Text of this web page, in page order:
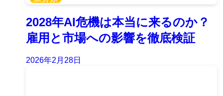
2028年AI危機は本当に来るのか？
雇用と市場への影響を徹底検証
2026年2月28日